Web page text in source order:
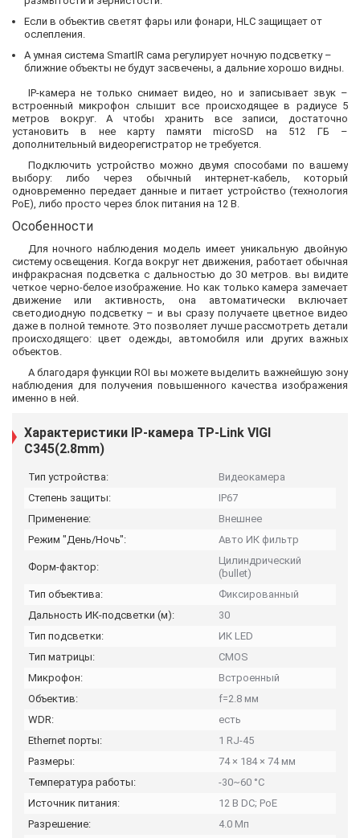
Если в объектив светят фары или фонари, HLC защищает от
ослепления.
А умная система SmartIR сама регулирует ночную подсветку –
ближние объекты не будут засвечены, а дальние хорошо видны.
IP-камера не только снимает видео, но и записывает звук –
встроенный микрофон слышит все происходящее в радиусе 5
метров вокруг. А чтобы хранить все записи, достаточно
установить в нее карту памяти microSD на 512 ГБ –
дополнительный видеорегистратор не требуется.
Подключить устройство можно двумя способами по вашему
выбору: либо через обычный интернет-кабель, который
одновременно передает данные и питает устройство (технология
PoE), либо просто через блок питания на 12 В.
Особенности
Для ночного наблюдения модель имеет уникальную двойную
систему освещения. Когда вокруг нет движения, работает обычная
инфракрасная подсветка с дальностью до 30 метров. вы видите
четкое черно-белое изображение. Но как только камера замечает
движение или активность, она автоматически включает
светодиодную подсветку – и вы сразу получаете цветное видео
даже в полной темноте. Это позволяет лучше рассмотреть детали
происходящего: цвет одежды, автомобиля или других важных
объектов.
А благодаря функции ROI вы можете выделить важнейшую зону
наблюдения для получения повышенного качества изображения
именно в ней.
Характеристики IP-камера TP-Link VIGI
C345(2.8mm)
Тип устройства:
Видеокамера
Степень защиты:
IP67
Применение:
Внешнее
Режим "День/Ночь":
Авто ИК фильтр
Форм-фактор:
Цилиндрический
(bullet)
Тип объектива:
Фиксированный
Дальность ИК-подсветки (м):
30
Тип подсветки:
ИК LED
Тип матрицы:
CMOS
Микрофон:
Встроенный
Объектив:
f=2.8 мм
WDR:
есть
Ethernet порты:
1 RJ-45
Размеры:
74 × 184 × 74 мм
Температура работы:
-30~60 °C
Источник питания:
12 В DC; PoE
Разрешение:
4.0 Мп